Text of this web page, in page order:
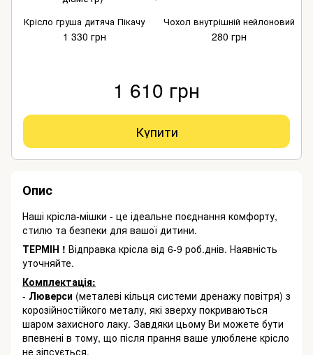
Крісло груша дитяча Пікачу
1 330 грн
Чохол внутрішній нейлоновий
280 грн
1 610 грн
Купити
Опис
Наші крісла-мішки - це ідеальне поєднання комфорту,
стилю та безпеки для вашої дитини.
ТЕРМІН ! Відправка крісла від 6-9 роб.днів. Наявність
уточняйте.
Комплектація:
- Люверси (металеві кільця системи дренажу повітря) з
корозійностійкого металу, які зверху покриваються
шаром захисного лаку. Завдяки цьому Ви можете бути
впевнені в тому, що після прання ваше улюблене крісло
не зіпсується.